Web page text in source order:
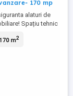
170 mp
alaturi de
Spațiu tehnic
tehnic situat la
și înălțime de 3
Constanței, pe
m2